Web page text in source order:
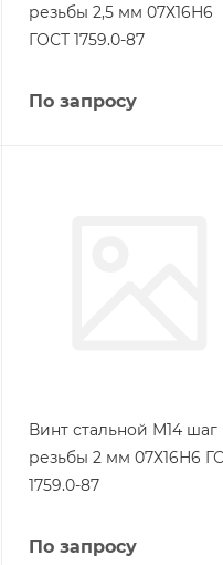
резьбы 2,5 мм 07Х16Н6
ГОСТ 1759.0-87
По запросу
Винт стальной М14 шаг
резьбы 2 мм 07Х16Н6
1759.0-87
По запросу